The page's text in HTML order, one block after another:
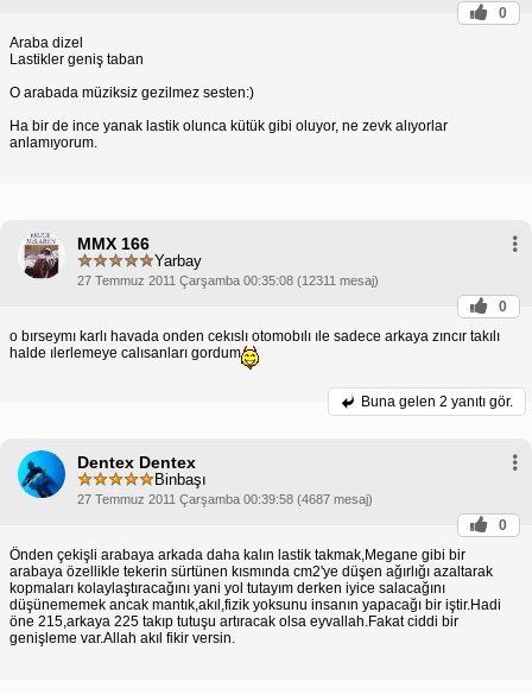
0
Araba dizel
Lastikler geniş taban
O arabada müziksiz gezilmez sesten:)
Ha bir de ince yanak lastik olunca kütük gibi oluyor, ne zevk alıyorlar
anlamıyorum.
MMX 166
Yarbay
27 Temmuz 2011 Çarşamba 00:35:08 (12311 mesaj)
0
o bırseymı karlı havada onden cekıslı otomobılı ıle sadece arkaya zıncır takılı
halde ılerlemeye calısanları gordum
Buna gelen 2 yanıtı gör.
Dentex Dentex
Binbaşı
27 Temmuz 2011 Çarşamba 00:39:58 (4687 mesaj)
0
Önden çekişli arabaya arkada daha kalın lastik takmak,Megane gibi bir
arabaya özellikle tekerin sürtünen kısmında cm2'ye düşen ağırlığı azaltarak
kopmaları kolaylaştıracağını yani yol tutayım derken iyice salacağını
düşünememek ancak mantık,akıl,fizik yoksunu insanın yapacağı bir iştir.Hadi
öne 215,arkaya 225 takıp tutuşu artıracak olsa eyvallah.Fakat ciddi bir
genişleme var.Allah akıl fikir versin.